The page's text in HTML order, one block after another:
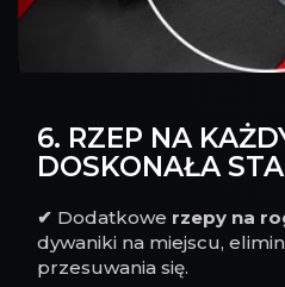
6. RZEP NA
DOSKONAŁA
✔ Dodatkowe rzepy na
dywaniki na miejscu,
przesuwania się.